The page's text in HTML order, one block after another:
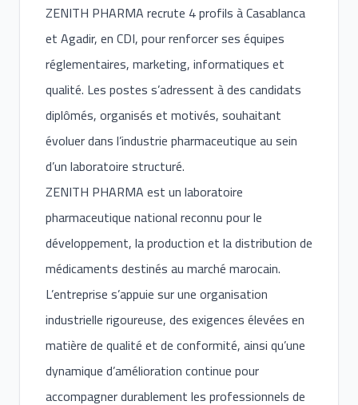
ZENITH PHARMA recrute 4 profils à Casablanca
et Agadir, en CDI, pour renforcer ses équipes
réglementaires, marketing, informatiques et
qualité. Les postes s’adressent à des candidats
diplômés, organisés et motivés, souhaitant
évoluer dans l’industrie pharmaceutique au sein
d’un laboratoire structuré.
ZENITH PHARMA est un laboratoire
pharmaceutique national reconnu pour le
développement, la production et la distribution de
médicaments destinés au marché marocain.
L’entreprise s’appuie sur une organisation
industrielle rigoureuse, des exigences élevées en
matière de qualité et de conformité, ainsi qu’une
dynamique d’amélioration continue pour
accompagner durablement les professionnels de